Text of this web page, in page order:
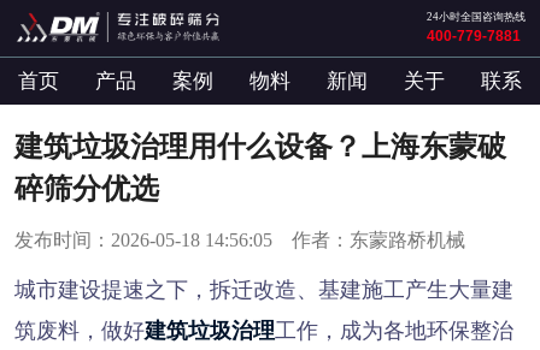
24小时全国咨询热线
400-779-7881
首页 产品 案例 物料 新闻 关于 联系
建筑垃圾治理用什么设备？上海东蒙破
碎筛分优选
发布时间：2026-05-18 14:56:05 作者：东蒙路桥机械
城市建设提速之下，拆迁改造、基建施工产生大量建
筑废料，做好建筑垃圾治理工作，成为各地环保整治